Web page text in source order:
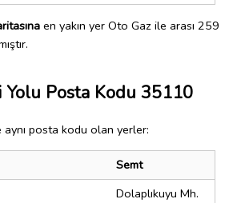
en yakın yer Oto Gaz ile arası 259
Yolu Posta Kodu 35110
aynı posta kodu olan yerler:
Semt
Dolaplıkuyu Mh.